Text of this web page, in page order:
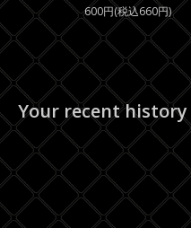
600円(税込660円)
Your recent history